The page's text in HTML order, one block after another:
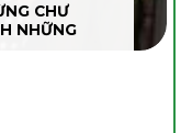
CHƯ
NHỮNG